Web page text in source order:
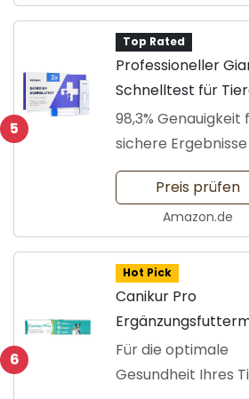
5
Top Rated
Professioneller
Schnelltest für
98,3% Genauigkeit
sichere Ergebnisse
Preis prüfen
Amazon.de
6
Hot Pick
Canikur Pro
Für die optimale
Gesundheit Ihres